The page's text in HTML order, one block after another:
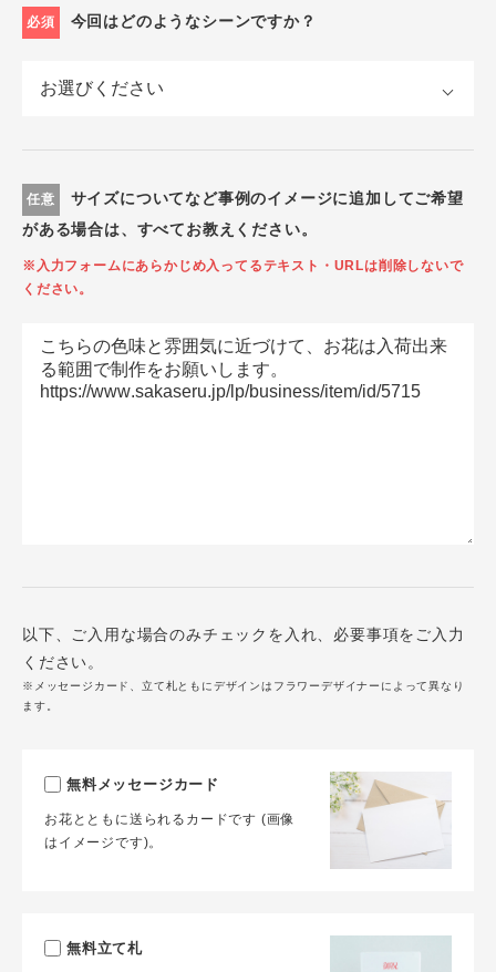
必須 今回はどのようなシーンですか？
任意
サイズについてなど事例のイメージに追加してご希望
がある場合は、すべてお教えください。
※入力フォームにあらかじめ入ってるテキスト・URLは削除しないで
ください。
以下、ご入用な場合のみチェックを入れ、必要事項をご入力
ください。
※メッセージカード、立て札ともにデザインはフラワーデザイナーによって異なり
ます。
無料メッセージカード
お花とともに送られるカードです (画像
はイメージです)。
無料立て札